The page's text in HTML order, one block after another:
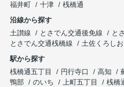
福井町
十津
桟橋通
沿線から探す
土讃線
とさでん交通後免線
と
とさでん交通桟橋線
土佐くろし
駅から探す
桟橋通五丁目
円行寺口 高知
鴨部
のいち 上町五丁目 桟橋